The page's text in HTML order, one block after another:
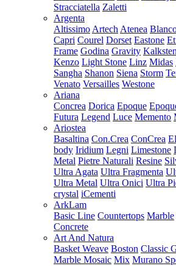
Stracciatella Zaletti
Argenta
Altissimo Artech Atenea
Capri Courel Dorset Eastone
Frame Godina Gravity Kalksten
Kenzo Light Stone Linz Midas
Sangha Shanon Siena Storm
Venato Versailles Westone
Ariana
Concrea Dorica Epoque
Futura Legend Luce Memento
Ariostea
Basaltina Con.Crea ConCrea
body Iridium Legni Limestone
Metal Pietre Naturali Resine
Ultra Agata Ultra Fragmenta
Ultra Metal Ultra Onici Ultra
crystal iCementi
ArkLam
Basic Line Countertops Marble
Concrete
Art And Natura
Basket Weave Boston Classic
Marble Mosaic Mix Murano